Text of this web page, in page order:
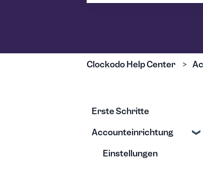
Clockodo Help Center
Erste Schritte
Accounteinrichtung
Einstellungen